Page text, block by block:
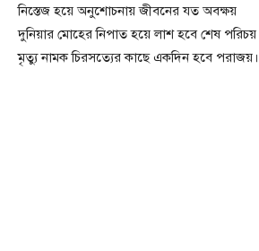
নিস্তেজ হয়ে অনুশোচনায় জীবনের যত অবক্ষয়
দুনিয়ার মোহের নিপাত হয়ে লাশ হবে শেষ পরিচয়
মৃত্যু নামক চিরসত্যের কাছে একদিন হবে পরাজয়।